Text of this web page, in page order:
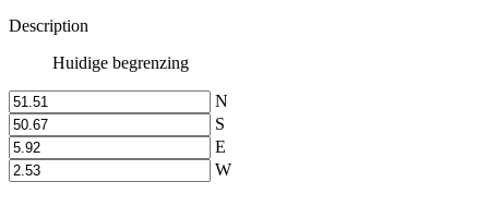
Description
Huidige begrenzing
N
S
E
W